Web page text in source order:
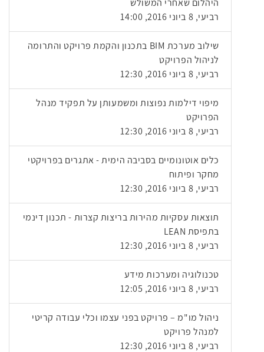
היהלום שאחרי המשולש
רביעי, 8 ביוני 2016, 14:00
שילוב מערכת BIM בתכנון והקמת פרויקט והתרומה
לניהול הפרויקט
רביעי, 8 ביוני 2016, 12:30
מיפוי דילמות נפוצות ומשמעותן על תפקיד מנהל
הפרויקט
רביעי, 8 ביוני 2016, 12:30
כלים אוטונומיים בסביבה הימית - אתגרים בפרויקטי
מחקר ופיתוח
רביעי, 8 ביוני 2016, 12:30
תוצאות עסקיות מהירות בריצות קצרות - תכנון דינמי
בתפיסת LEAN
רביעי, 8 ביוני 2016, 12:30
טכנולוגיה ומערכות מידע
רביעי, 8 ביוני 2016, 12:05
ניהול מו"מ – פרויקט בפני עצמו וכלי עבודה קריטי
למנהל פרויקט
רביעי, 8 ביוני 2016, 12:30